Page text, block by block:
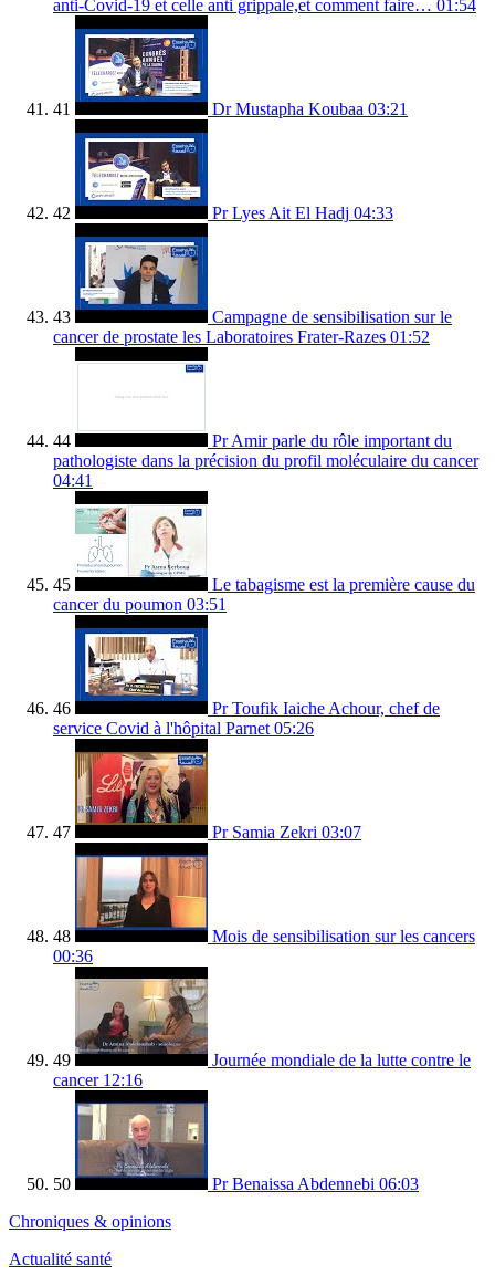
anti-Covid-19 et celle anti grippale,et comment faire… 01:54
41 Dr Mustapha Koubaa 03:21
42 Pr Lyes Ait El Hadj 04:33
43
Campagne de sensibilisation sur le
cancer de prostate les Laboratoires Frater-Razes 01:52
44
Pr Amir parle du rôle important du
pathologiste dans la précision du profil moléculaire du cancer
04:41
45
Le tabagisme est la première cause du
cancer du poumon 03:51
46
Pr Toufik Iaiche Achour, chef de
service Covid à l'hôpital Parnet 05:26
47 Pr Samia Zekri 03:07
48
Mois de sensibilisation sur les cancers
00:36
49
Journée mondiale de la lutte contre le
cancer 12:16
50 Pr Benaissa Abdennebi 06:03
Chroniques & opinions
Actualité santé